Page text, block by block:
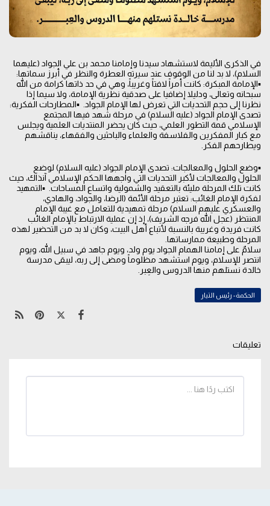
في الذكرى الأليمة لاستشهاد سيدنا وإمامنا محمد بن علي الجواد (عليهما
السلام)، لا بد لنا من الوقوف عند سيرته العطرة والنظر في أبرز سماتها:
▪️الإمامة المبكرة: كانت أمراً لافتاً وغريباً، وهي في حد ذاتها كرامة من الله
سبحانه وتعالى، ودليلا إضافيا على صدقية نظرية الإمامة، ولا سيما إذا
نظرنا إلى حجم التحديات التي تعرض لها الإمام الجواد. ▪️المطارحات الفكرية:
تصدى الإمام الجواد (عليه السلام) في مرحلة شهد فيها المجتمع
الإسلامي قمة التطور العلمي، حيث كان يحضر المنتديات العلمية ويجلس
مع كبار المفكرين والفلاسفة والعلماء والباحثين والفقهاء، يناقشهم
ويطارحهم الفكر.
▪️وضع الحلول والمعالجات: تصدى الإمام الجواد (عليه السلام) لوضع
الحلول والمعالجات لأكبر التحديات التي واجهها الحكم الإسلامي آنذاك، حيث
كانت تلك المرحلة مليئة بالتعقيد والشمولية واتساع المساحات. ▪️التمهيد
لفكرة الإمام الغائب: تعتبر مرحلة الأئمة (الرضا، والجواد، والهادي،
والعسكري عليهم السلام) مرحلة تمهيدية للتعامل مع غيبة الإمام
المنتظر (عجل الله فرجه الشريف)، إذ إن عملية الارتباط بالإمام الغائب
كانت فريدة وغريبة بالنسبة لأتباع أهل البيت، وكان لا بد من التحضير لهذه
المرحلة وطبيعة ممارساتها.
سلامٌ على إمامنا الهمام الجواد يوم ولد، ويوم جاهد في سبيل الله، ويوم
انتصر للإسلام، ويوم استشهد مظلوماً ومضى إلى ربه، ليبقى مدرسة
خالدة نستلهم منها الدروس والعِبر.
الحكمة- رئيس التيار
تعليقات